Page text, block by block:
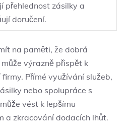
přehlednost zásilky a
doručení.
na paměti, že dobrá
výrazně přispět k
Přímé využívání služeb,
nebo spolupráce s
vést k lepšímu
a zkracování dodacích lhůt.